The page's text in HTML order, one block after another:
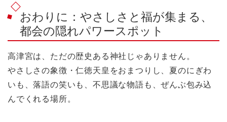
おわりに：やさしさと福が集まる、
都会の隠れパワースポット
高津宮は、ただの歴史ある神社じゃありません。
やさしさの象徴・仁徳天皇をおまつりし、夏のにぎわ
いも、落語の笑いも、不思議な物語も、ぜんぶ包み込
んでくれる場所。